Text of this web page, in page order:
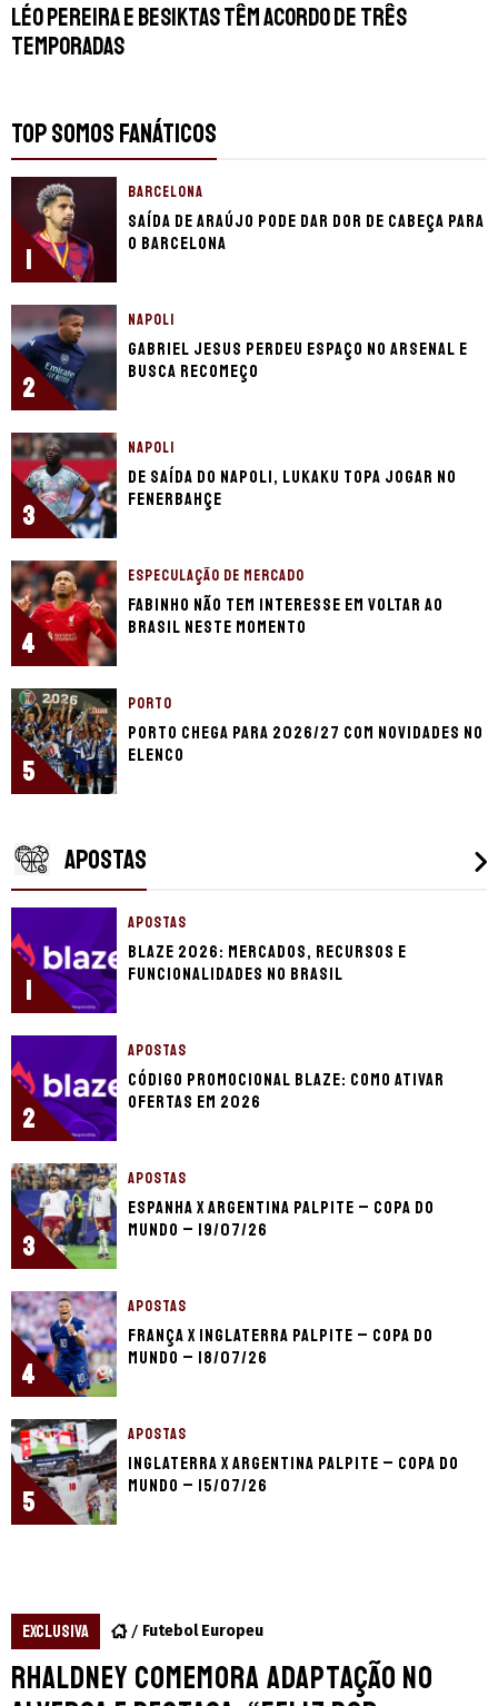
Léo Pereira e Besiktas têm acordo de três
temporadas
TOP SOMOS FANÁTICOS
1
BARCELONA
Saída de Araújo pode dar dor de cabeça para
o Barcelona
2
NAPOLI
Gabriel Jesus perdeu espaço no Arsenal e
busca recomeço
3
NAPOLI
De saída do Napoli, Lukaku topa jogar no
Fenerbahçe
4
ESPECULAÇÃO DE MERCADO
Fabinho não tem interesse em voltar ao
Brasil neste momento
5
PORTO
Porto chega para 2026/27 com novidades no
elenco
APOSTAS
1
APOSTAS
Blaze 2026: mercados, recursos e
funcionalidades no Brasil
2
APOSTAS
Código promocional Blaze: como ativar
ofertas em 2026
3
APOSTAS
Espanha x Argentina palpite – Copa do
Mundo – 19/07/26
4
APOSTAS
França x Inglaterra palpite – Copa do
Mundo – 18/07/26
5
APOSTAS
Inglaterra x Argentina palpite – Copa do
Mundo – 15/07/26
EXCLUSIVA Futebol Europeu
Rhaldney comemora adaptação no